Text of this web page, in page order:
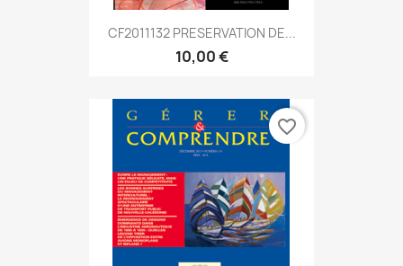
CF2011132 PRESERVATION DE...
10,00 €
favorite_border